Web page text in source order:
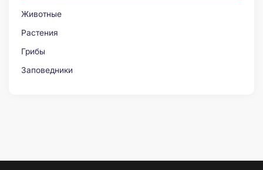
Животные
Растения
Грибы
Заповедники